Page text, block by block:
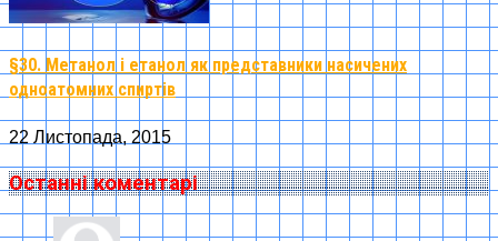
§30. Метанол і етанол як представники насичених
одноатомних спиртів
22 Листопада, 2015
Останні коментарі